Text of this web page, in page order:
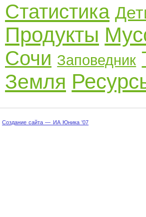
Статистика
Продукты
Сочи Заповедник
Земля
Создание сайта — ИА Юника '07